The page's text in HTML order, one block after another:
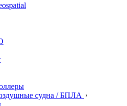
судна / БПЛА